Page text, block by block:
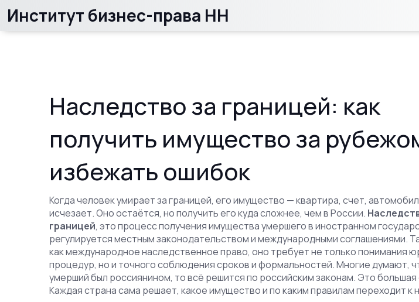
Институт бизнес-права НН
Наследство за границей: как
получить имущество за
избежать ошибок
Когда человек умирает за границей, его имущество — квартира, счет,
исчезает. Оно остаётся, но получить его куда сложнее, чем в России.
границей,это процесс получения имущества умершего в иностранном
регулируется местным законодательством и международными соглашениями.
какмеждународное наследственное право, оно требует не только понимания
процедур, но и точного соблюдения сроков и формальностей. Многие думают,
умерший был россиянином, то всё решится по российским законам. Это большая
Каждая страна сама решает, какое имущество и по каким правилам переходит к